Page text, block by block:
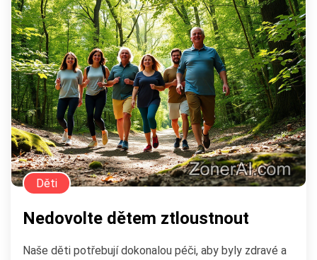
Děti
Nedovolte dětem ztloustnout
Naše děti potřebují dokonalou péči, aby byly zdravé a